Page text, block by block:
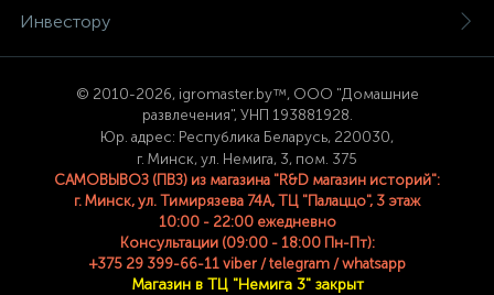
Инвестору
© 2010-2026, igromaster.by™, ООО "Домашние
развлечения", УНП 193881928.
Юр. адрес: Республика Беларусь, 220030,
г. Минск, ул. Немига, 3, пом. 375
САМОВЫВОЗ (ПВЗ) из магазина "R&D магазин историй":
г. Минск, ул. Тимирязева 74A, ТЦ "Палаццо", 3 этаж
10:00 - 22:00 ежедневно
Консультации (09:00 - 18:00 Пн-Пт):
+375 29 399-66-11 viber / telegram / whatsapp
Магазин в ТЦ "Немига 3" закрыт